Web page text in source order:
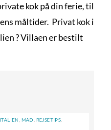
kok på din ferie, til
måltider. Privat kok i
? Villaen er bestilt
ITALIEN MAD REJSETIPS